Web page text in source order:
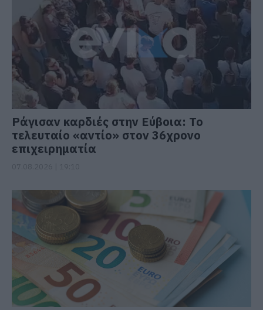
Ράγισαν καρδιές στην Εύβοια: Το
τελευταίο «αντίο» στον 36χρονο
επιχειρηματία